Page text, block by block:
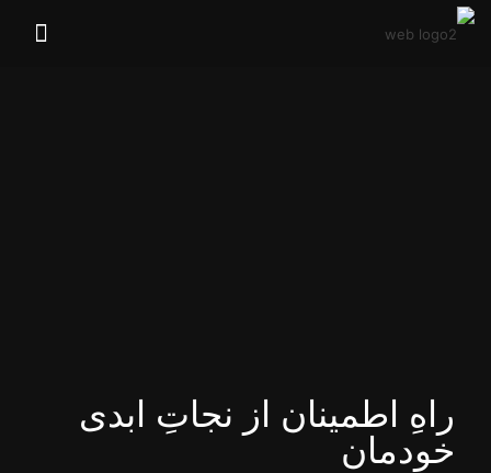
راهِ اطمینان از نجاتِ ابدی
خودمان